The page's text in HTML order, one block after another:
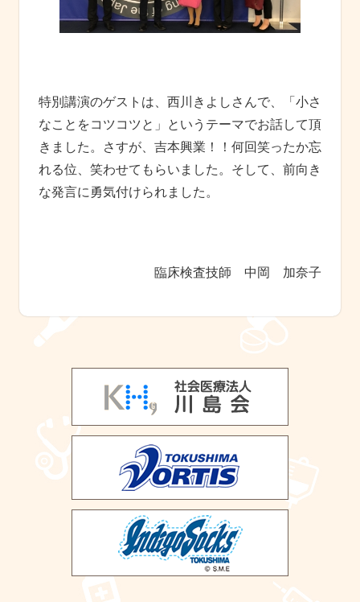
特別講演のゲストは、西川きよしさんで、「小さ
なことをコツコツと」というテーマでお話して頂
きました。さすが、吉本興業！！何回笑ったか忘
れる位、笑わせてもらいました。そして、前向き
な発言に勇気付けられました。
臨床検査技師 中岡 加奈子